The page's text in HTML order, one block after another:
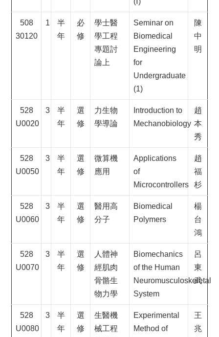
508
30120
1
半
年
必
修
學士醫
學工程
專題討
論上
Seminar on
Biomedical
Engineering
for
Undergraduate
(1)
陳
中
明
528
U0020
3
半
年
選
修
力生物
學導論
Introduction to
Mechanobiology
趙
本
秀
528
U0050
3
半
年
選
修
微算機
應用
Applications
of
Microcontrollers
趙
福
杉
528
U0060
3
半
年
選
修
醫用高
分子
Biomedical
Polymers
楊
台
鴻
528
U0070
3
半
年
選
修
人體神
經肌肉
骨骼生
物力學
Biomechanics
of the Human
Neuromusculoskeletal
System
呂
東
武
528
U0080
3
半
年
選
修
生醫機
械工程
Experimental
Method of
王
兆